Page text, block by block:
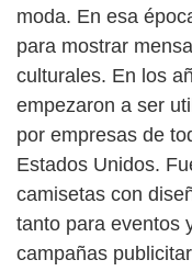
moda. En esa
para mostrar
culturales. En los
empezaron a ser
por empresas de
Estados Unidos.
camisetas con
tanto para eventos
campañas